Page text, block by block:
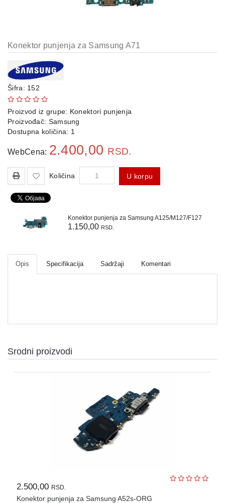
Konektor punjenja za Samsung A71
Šifra: 152
Proizvod iz grupe: Konektori punjenja
Proizvođač: Samsung
Dostupna količina: 1
WebCena: 2.400,00 RSD.
Količina U korpu
Konektor punjenja za Samsung A125/M127/F127
1.150,00 RSD.
Opis Specifikacija Sadržaji Komentari
Srodni proizvodi
2.500,00 RSD.
Konektor punjenja za Samsung A52s-ORG